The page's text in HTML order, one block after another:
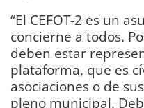
“El CEFOT-2 es un
concierne a todos.
deben estar
plataforma, que es
asociaciones o de
pleno municipal.